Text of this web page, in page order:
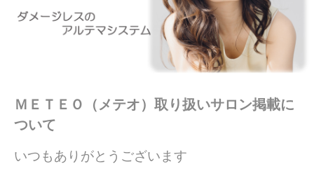
ＭＥＴＥＯ（メテオ）取り扱いサロン掲載に
ついて
いつもありがとうございます